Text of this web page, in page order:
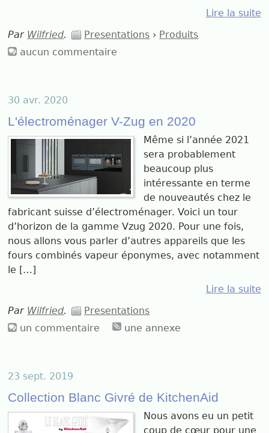
Lire la suite
Par Wilfried. Presentations › Produits
aucun commentaire
30 avr. 2020
L'électroménager V-Zug en 2020
Même si l’année 2021
sera probablement
beaucoup plus
intéressante en terme
de nouveautés chez le
fabricant suisse d’électroménager. Voici un tour
d’horizon de la gamme Vzug 2020. Pour une fois,
nous allons vous parler d’autres appareils que les
fours combinés vapeur éponymes, avec notamment
le […]
Lire la suite
Par Wilfried.
Presentations
un commentaire
une annexe
23 sept. 2019
Collection Blanc Givré de KitchenAid
Nous avons eu un petit
coup de cœur pour une